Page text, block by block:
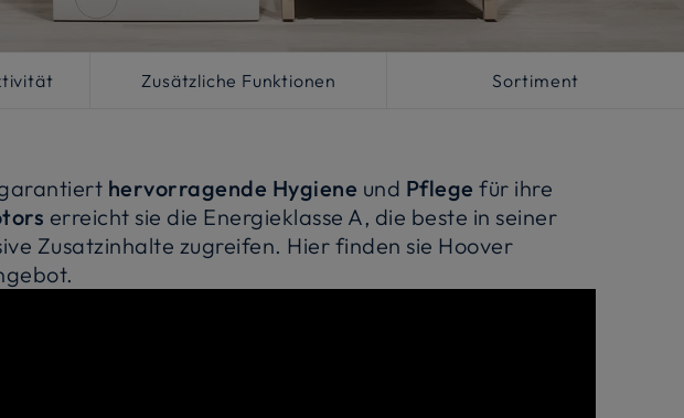
Zusätzliche Funktionen Sortiment
hervorragende Hygiene und Pflegefür ihre
erreicht sie die Energieklasse A, die beste in seiner
Zusatzinhalte zugreifen. Hier finden sie Hoover